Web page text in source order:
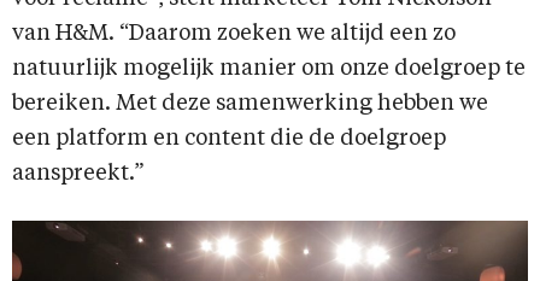
van H&M. “Daarom zoeken we altijd een zo
natuurlijk mogelijk manier om onze doelgroep te
bereiken. Met deze samenwerking hebben we
een platform en content die de doelgroep
aanspreekt.”